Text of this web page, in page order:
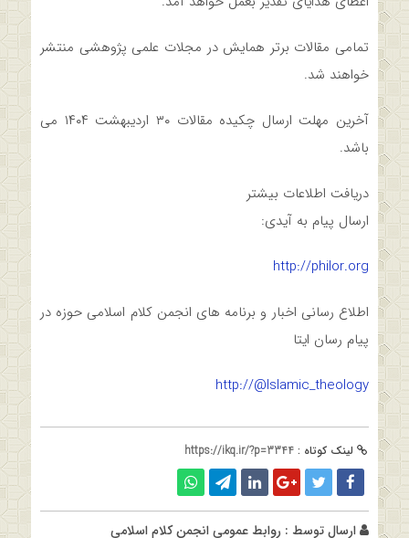
تمامی مقالات برتر همایش در مجلات علمی پژوهشی منتشر
خواهند شد.
آخرین مهلت ارسال چکیده مقالات ۳۰ اردیبهشت ۱۴۰۴ می
باشد.
دریافت اطلاعات بیشتر
ارسال پیام به آیدی:
http://philor.org
اطلاع رسانی اخبار و برنامه های انجمن کلام اسلامی حوزه در
پیام رسان ایتا
http://@Islamic_theology
لینک کوتاه : https://ikq.ir/?p=3344
ارسال توسط : روابط عمومی انجمن کلام اسلامی